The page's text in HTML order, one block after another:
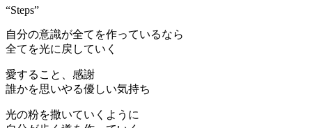
“Steps”
自分の意識が全てを作っているなら
全てを光に戻していく
愛すること、感謝
誰かを思いやる優しい気持ち
光の粉を撒いていくように